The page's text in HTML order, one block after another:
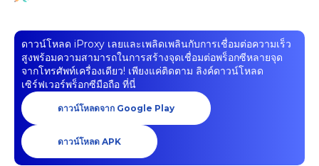
ดาวน์โหลด iProxy เลยและเพลิดเพลินกับการเชื่อมต่อความเร็ว
สูงพร้อมความสามารถในการสร้างจุดเชื่อมต่อพร็อกซีหลายจุด
จากโทรศัพท์เครื่องเดียว! เพียงแค่ติดตาม ลิงค์ดาวน์โหลด
เซิร์ฟเวอร์พร็อกซีมือถือ ที่นี่
ดาวน์โหลดจาก Google Play
ดาวน์โหลด APK